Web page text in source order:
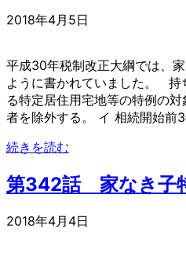
2018年4月5日
平成30年税制改正大綱では、
ように書かれていました。 持
る特定居住用宅地等の特例の
者を除外する。 イ 相続開始前
続きを読む
第342話 家なき子
2018年4月4日